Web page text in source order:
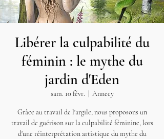
Libérer la culpabilité du
féminin : le mythe du
jardin d'Eden
sam. 10 févr. Annecy
Grâce au travail de l'argile, nous proposons un
travail de guérison sur la culpabilité féminine, lors
d'une réinterprétation artistique du mythe du